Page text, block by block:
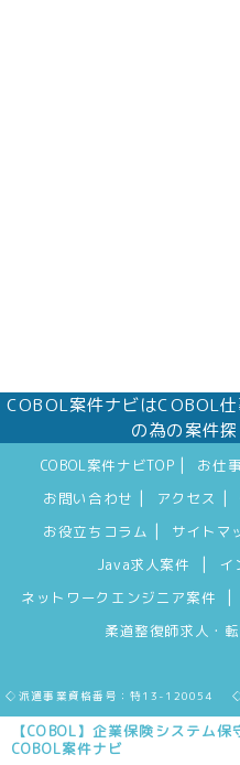
【COBOL】企業保険システム
COBOL案件ナビ
COBOL案件ナビはCOBOL
の為の案件探
COBOL案件ナビTOP お仕
お問い合わせ アクセス
お役立ちコラム サイトマ
Java求人案件
イ
ネットワークエンジニア案件
柔道整復師求人・
◇派遣事業資格番号：特13-120054 ◇